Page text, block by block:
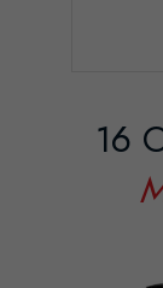
16